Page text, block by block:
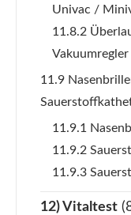
Univac /
11.8.2
Vakuumregler
11.9
11.9.1
11.9.2
11.9.3
12) Vitaltest